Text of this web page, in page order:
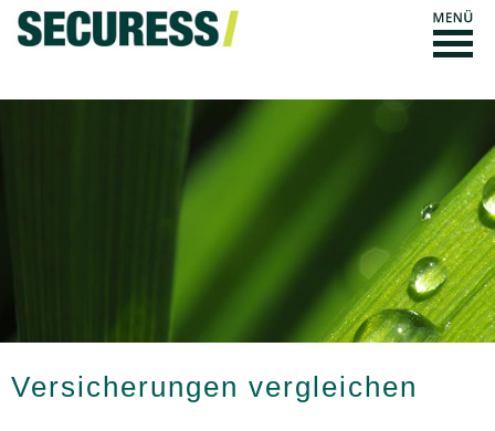
Versicherungen ver­gleichen